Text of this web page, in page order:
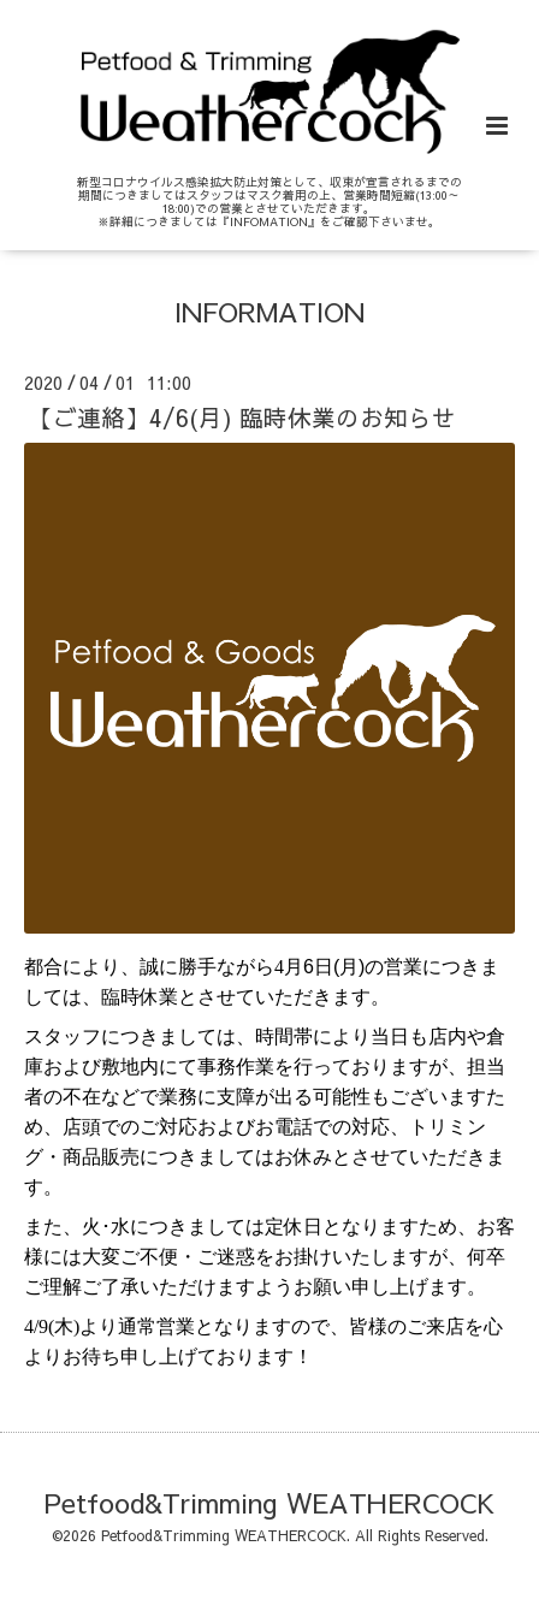
新型コロナウイルス感染拡大防止対策として、収束が宣言されるまでの
期間につきましてはスタッフはマスク着用の上、営業時間短縮(13:00～
18:00)での営業とさせていただきます。
※詳細につきましては『INFOMATION』をご確認下さいませ。
INFORMATION
2020 /04 /01 11:00
【ご連絡】4/6(月) 臨時休業のお知らせ
都合により、誠に勝手ながら4月6日(月)の営業につきま
しては、 臨時休業とさせていただきます。
スタッフにつきましては、時間帯により当日も店内や倉
庫および敷地内にて事務作業を行っておりますが、担当
者の不在などで業務に支障が出る可能性もございますた
め、店頭でのご対応およびお電話での対応、トリミン
グ・商品販売につきましてはお休みとさせていただきま
す。
また、火･水につきましては定休日となりますため、お客
様には大変ご不便・ご迷惑をお掛けいたしますが、何卒
ご理解ご了承いただけますようお願い申し上げます。
4/9(木)より通常営業となりますので、皆様のご来店を心
よりお待ち申し上げております！
Petfood&Trimming WEATHERCOCK
©2026 Petfood&Trimming WEATHERCOCK. All Rights Reserved.